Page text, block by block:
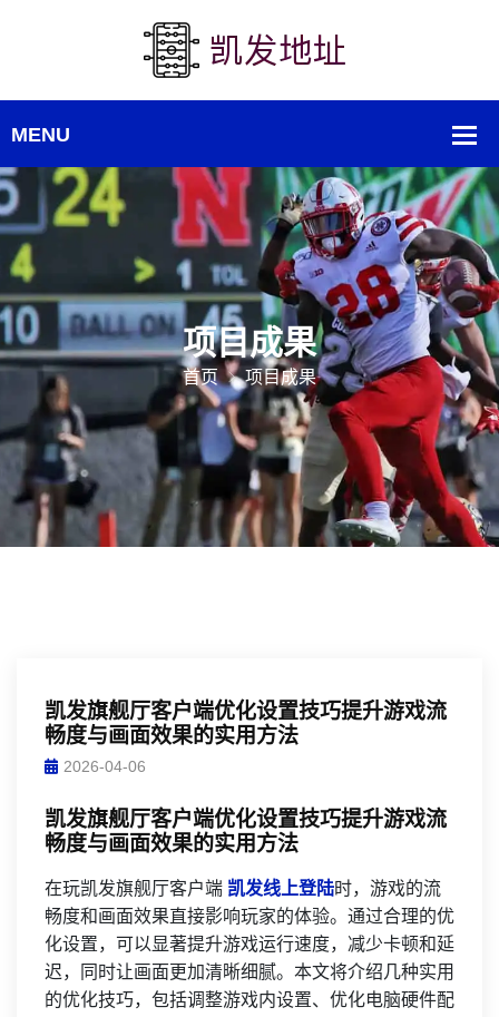
项目成果
首页 项目成果
凯发旗舰厅客户端优化设置技巧提升游戏流
畅度与画面效果的实用方法
2026-04-06
凯发旗舰厅客户端优化设置技巧提升游戏流
畅度与画面效果的实用方法
在玩凯发旗舰厅客户端 凯发线上登陆时，游戏的流
畅度和画面效果直接影响玩家的体验。通过合理的优
化设置，可以显著提升游戏运行速度，减少卡顿和延
迟，同时让画面更加清晰细腻。本文将介绍几种实用
的优化技巧，包括调整游戏内设置、优化电脑硬件配